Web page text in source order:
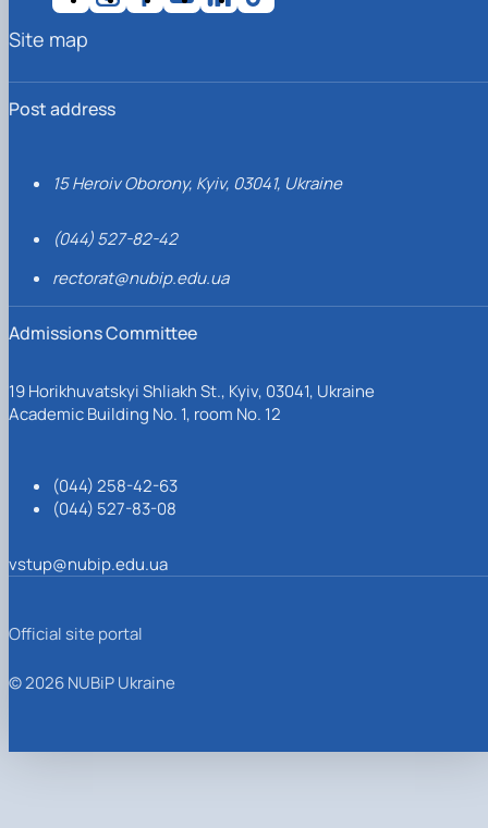
Post address
15 Heroiv Oborony, Kyiv, 03041, Ukraine
(044) 527-82-42
rectorat@nubip.edu.ua
Admissions Committee
19 Horikhuvatskyi Shliakh St., Kyiv, 03041, Ukraine
Academic Building No. 1, room No. 12
(044) 258-42-63
(044) 527-83-08
vstup@nubip.edu.ua
Site map
Official site portal
© 2026 NUBiP Ukraine